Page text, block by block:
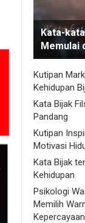
Kata-
Memulai
Kutipan
Kehidupan
Kata Bijak
Pandang
Kutipan
Motivasi
Kata Bijak
Kehidupan
Psikologi
Memilih
Kepercayaan